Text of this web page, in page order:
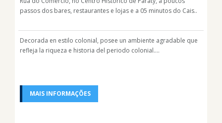
passos dos bares, restaurantes e lojas e a 05 minutos do Cais..
Decorada en estilo colonial, posee un ambiente agradable que
refleja la riqueza e historia del periodo colonial....
MAIS INFORMAÇÕES